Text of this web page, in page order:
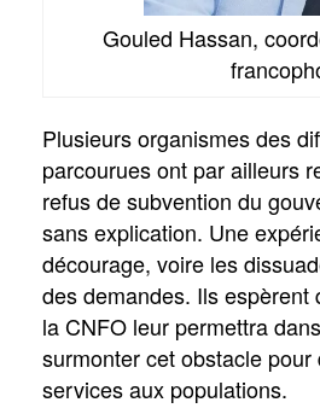
Gouled Hassan,
Plusieurs organismes des
parcourues ont par ailleurs
refus de subvention du
sans explication. Une
décourage, voire les
des demandes. Ils espèrent
la CNFO leur permettra
surmonter cet obstacle
services aux populations.